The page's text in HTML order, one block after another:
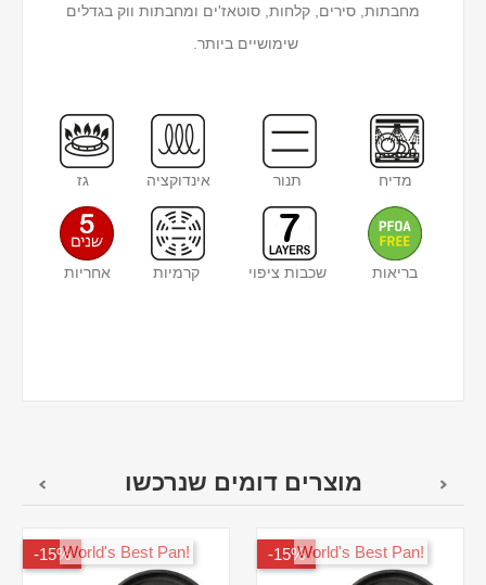
מחבתות, סירים, קלחות, סוטאז'ים ומחבתות ווק בגדלים
שימושיים ביותר.
מדיח תנור אינדוקציה גז
בריאות שכבות ציפוי קרמיות אחריות
מוצרים דומים שנרכשו
15%- !World's Best Pan
15%- !World's Best Pan